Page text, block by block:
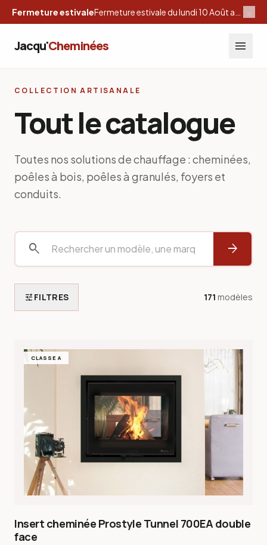
Fermeture estivale
Jacqu'Cheminées menu
COLLECTION ARTISANALE
Tout le catalogue
Toutes nos solutions de chauffage : cheminées,
poêles à bois, poêles à granulés, foyers et
conduits.
search arrow_forward
tune FILTRES 171 modèles
CLASSE A
Insert cheminée Prostyle Tunnel 700EA double
face